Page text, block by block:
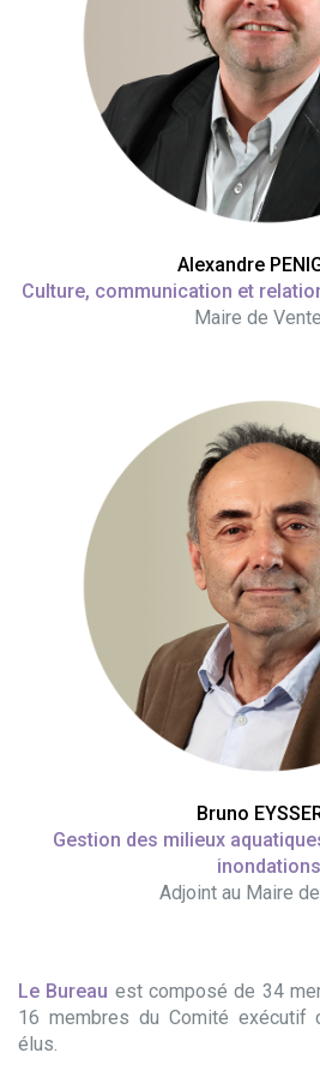
Alexandre
Culture, communication et
Maire de
Bruno
Gestion des milieux
inondations
Adjoint au Maire
Le Bureau est composé de 34
16 membres du Comité exécutif
élus.